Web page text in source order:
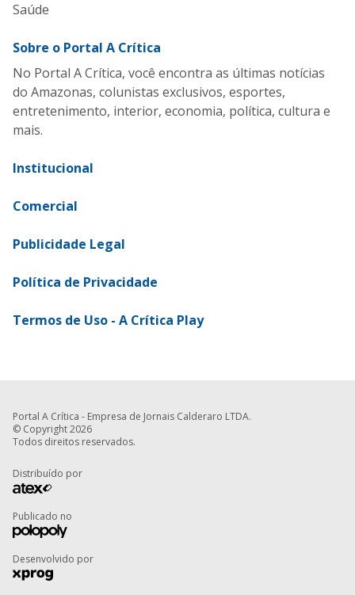
Saúde
Sobre o Portal A Crítica
No Portal A Crítica, você encontra as últimas notícias
do Amazonas, colunistas exclusivos, esportes,
entretenimento, interior, economia, política, cultura e
mais.
Institucional
Comercial
Publicidade Legal
Política de Privacidade
Termos de Uso - A Crítica Play
Portal A Crítica - Empresa de Jornais Calderaro LTDA.
© Copyright 2026
Todos direitos reservados.
Distribuído por
Publicado no
Desenvolvido por